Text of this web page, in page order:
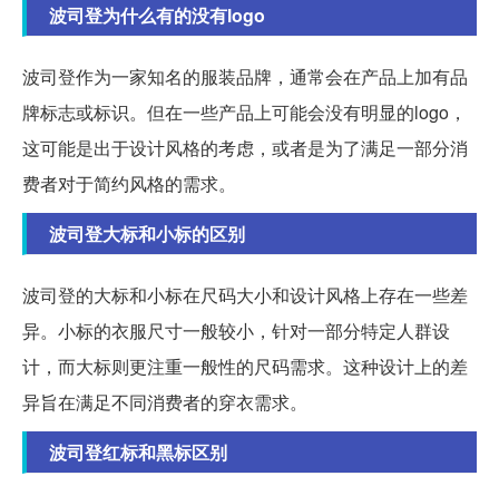
波司登为什么有的没有logo
波司登作为一家知名的服装品牌，通常会在产品上加有品
牌标志或标识。但在一些产品上可能会没有明显的logo，
这可能是出于设计风格的考虑，或者是为了满足一部分消
费者对于简约风格的需求。
波司登大标和小标的区别
波司登的大标和小标在尺码大小和设计风格上存在一些差
异。小标的衣服尺寸一般较小，针对一部分特定人群设
计，而大标则更注重一般性的尺码需求。这种设计上的差
异旨在满足不同消费者的穿衣需求。
波司登红标和黑标区别